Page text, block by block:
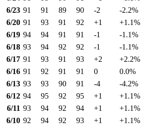
6/23 91 91 89 90 -2 -2.2%
6/20 91 93 91 92 +1 +1.1%
6/19 94 94 91 91 -1 -1.1%
6/18 93 94 92 92 -1 -1.1%
6/17 91 93 91 93 +2 +2.2%
6/16 91 92 91 91 0 0.0%
6/13 93 93 90 91 -4 -4.2%
6/12 94 95 92 95 +1 +1.1%
6/11 93 94 92 94 +1 +1.1%
6/10 92 94 92 93 +1 +1.1%